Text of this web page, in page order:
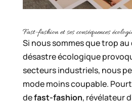
Fast-fashion et ses conséquences
Si nous sommes que trop
désastre écologique
secteurs industriels, nous
mode moins coupable.
defast-fashion, révélateur